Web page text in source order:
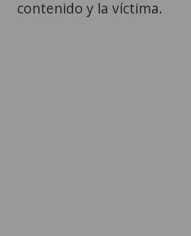
contenido y la víctima.